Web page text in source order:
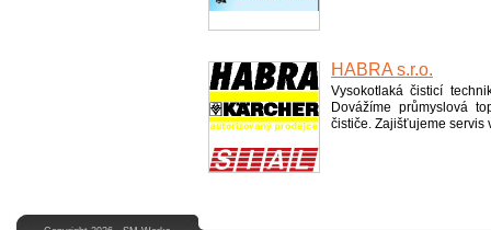
HABRA s.r.o.
Vysokotlaká čisticí
Dovážíme průmyslová
čističe. Zajišťujeme servis